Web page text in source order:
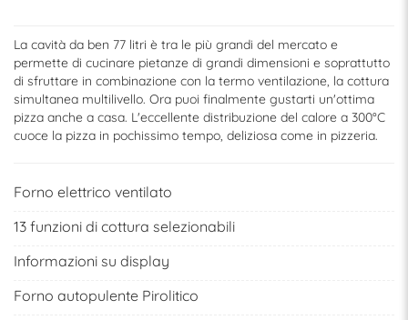
La cavità da ben 77 litri è tra le più grandi del mercato e
permette di cucinare pietanze di grandi dimensioni e soprattutto
di sfruttare in combinazione con la termo ventilazione, la cottura
simultanea multilivello. Ora puoi finalmente gustarti un'ottima
pizza anche a casa. L'eccellente distribuzione del calore a 300°C
cuoce la pizza in pochissimo tempo, deliziosa come in pizzeria.
Forno elettrico ventilato
13 funzioni di cottura selezionabili
Informazioni su display
Forno autopulente Pirolitico